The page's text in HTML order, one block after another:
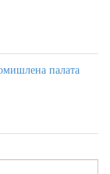
палата